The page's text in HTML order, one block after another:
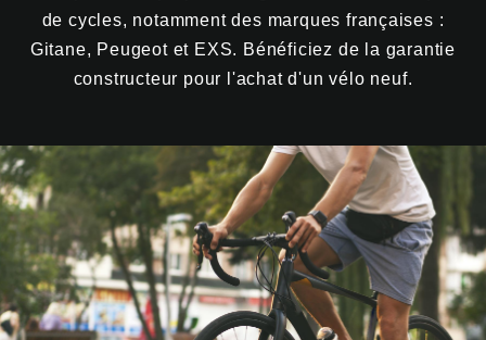
de cycles, notamment des marques françaises :
Gitane, Peugeot et EXS. Bénéficiez de la garantie
constructeur pour l'achat d'un vélo neuf.